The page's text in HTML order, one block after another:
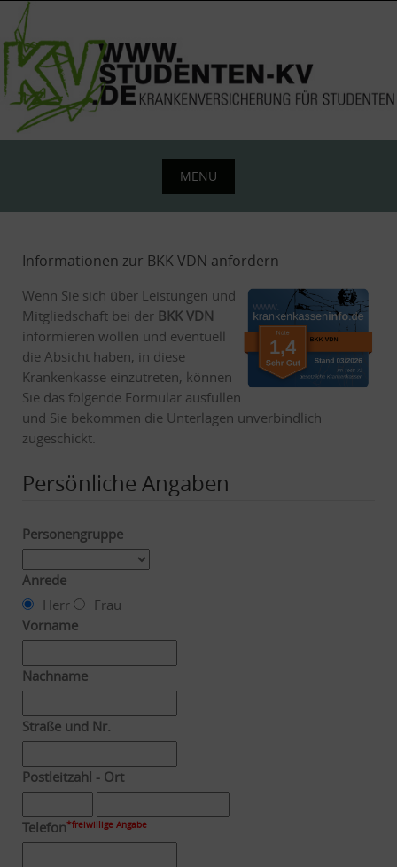
Skip
content
MENU
Skip
content
Informationen zur BKK VDN anfordern
Wenn Sie sich über Leistungen und
Mitgliedschaft bei der BKK VDN
informieren wollen und eventuell
die Absicht haben, in diese
Krankenkasse einzutreten, können
Sie das folgende Formular ausfüllen
und Sie bekommen die Unterlagen unverbindlich
zugeschickt.
Persönliche Angaben
Personengruppe
Anrede
Herr
Frau
Vorname
Nachname
Straße und Nr.
Postleitzahl - Ort
Telefon*freiwillige Angabe